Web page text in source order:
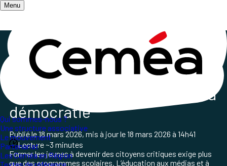
Menu
Qui sommes-nous ?
Une structure associative
Le mouvement
Partenariat
Les Ceméa en Région
Accueil/ Les champs d'action /
Médias et Numérique libre
Éducation à l’information et la démocratie
Éducation à l’information et la
démocratie
Publié le18 mars 2026, mis à jour le18 mars 2026 à 14h41
Lecture ~3 minutes
Former les jeunes à devenir des citoyens critiques exige plus
que des programmes scolaires. L’éducation aux médias et à